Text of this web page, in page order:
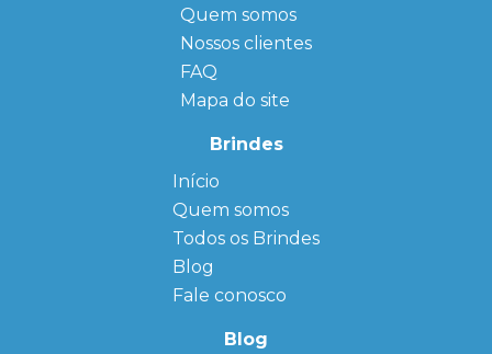
Quem somos
Nossos clientes
FAQ
Mapa do site
Brindes
Início
Quem somos
← Back
FAQ
Sitemap
Todos os Brindes
← Back
Agendas
Personalizadas
Personalizado
personalizados
Blog
Fale conosco
Blog